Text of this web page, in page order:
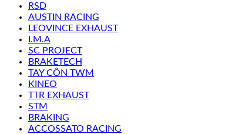
RSD
AUSTIN RACING
LEOVINCE EXHAUST
I.M.A
SC PROJECT
BRAKETECH
TAY CÔN TWM
KINEO
TTR EXHAUST
STM
BRAKING
ACCOSSATO RACING